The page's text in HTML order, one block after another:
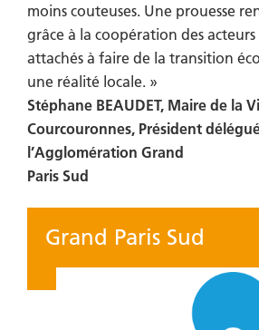
moins couteuses. Une prouesse
grâce à la coopération des
attachés à faire de la transition
une réalité locale. »
Stéphane BEAUDET, Maire de la
Courcouronnes, Président
l’Agglomération Grand
Paris Sud
Grand Paris Sud